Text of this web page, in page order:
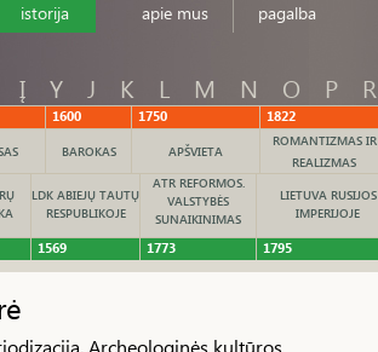
istorija apie mus pagalba
Į Y J K L M N O P R
1600 1750 1822
BAROKAS APŠVIETA
ROMANTIZMAS IR
REALIZMAS
LDK ABIEJŲ TAUTŲ
RESPUBLIKOJE
ATR REFORMOS.
VALSTYBĖS
SUNAIKINIMAS
LIETUVA RUSIJOS
IMPERIJOJE
1569 1773 1795
Archeologinės kultūros